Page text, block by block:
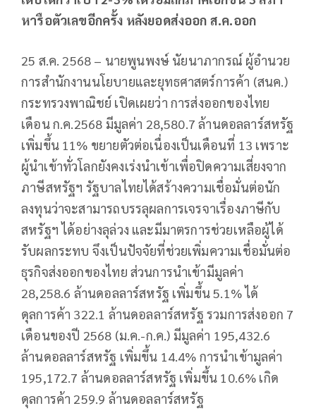
หารือตัวเลขอีกครั้ง หลังยอดส่งออก ส.ค.ออก
25 ส.ค. 2568 – นายพูนพงษ์ นัยนาภากรณ์ ผู้อำนวย
การสำนักงานนโยบายและยุทธศาสตร์การค้า (สนค.)
กระทรวงพาณิชย์ เปิดเผยว่า การส่งออกของไทย
เดือน ก.ค.2568 มีมูลค่า 28,580.7 ล้านดอลลาร์สหรัฐ
เพิ่มขึ้น 11% ขยายตัวต่อเนื่องเป็นเดือนที่ 13 เพราะ
ผู้นำเข้าทั่วโลกยังคงเร่งนำเข้าเพื่อปิดความเสี่ยงจาก
ภาษีสหรัฐฯ รัฐบาลไทยได้สร้างความเชื่อมั่นต่อนัก
ลงทุนว่าจะสามารถบรรลุผลการเจรจาเรื่องภาษีกับ
สหรัฐฯ ได้อย่างลุล่วง และมีมาตรการช่วยเหลือผู้ได้
รับผลกระทบ จึงเป็นปัจจัยที่ช่วยเพิ่มความเชื่อมั่นต่อ
ธุรกิจส่งออกของไทย ส่วนการนำเข้ามีมูลค่า
28,258.6 ล้านดอลลาร์สหรัฐ เพิ่มขึ้น 5.1% ได้
ดุลการค้า 322.1 ล้านดอลลาร์สหรัฐ รวมการส่งออก 7
เดือนของปี 2568 (ม.ค.-ก.ค.) มีมูลค่า 195,432.6
ล้านดอลลาร์สหรัฐ เพิ่มขึ้น 14.4% การนำเข้ามูลค่า
195,172.7 ล้านดอลลาร์สหรัฐ เพิ่มขึ้น 10.6% เกิด
ดุลการค้า 259.9 ล้านดอลลาร์สหรัฐ